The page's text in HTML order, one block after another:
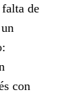
de
con